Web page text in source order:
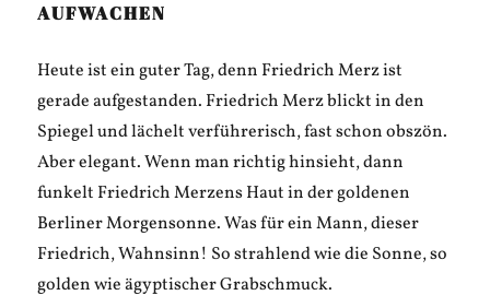
AUFWACHEN
Heute ist ein guter Tag, denn Friedrich Merz ist
gerade aufgestanden. Friedrich Merz blickt in den
Spiegel und lächelt verführerisch, fast schon obszön.
Aber elegant. Wenn man richtig hinsieht, dann
funkelt Friedrich Merzens Haut in der goldenen
Berliner Morgensonne. Was für ein Mann, dieser
Friedrich, Wahnsinn! So strahlend wie die Sonne, so
golden wie ägyptischer Grabschmuck.